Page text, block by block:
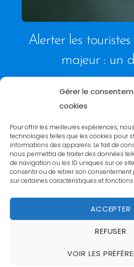
Gérer le
cookies
Pour offrir les meilleures expériences,
technologies telles que les cookies pour
informations des appareils. Le fait de
nous permettra de traiter des données
de navigation ou les ID uniques sur ce
consentir ou de retirer son
sur certaines caractéristiques et fonctions.
ACCEPTER
REFUSER
VOIR LES
Alerter les touristes
majeur : un
To
Top
Suivez-nous
Politique de cookies
Contact
©PUMA-X